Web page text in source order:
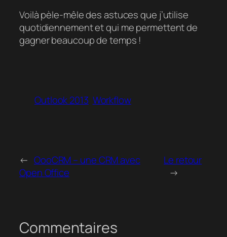
Voilà pèle-mêle des astuces que j’utilise
quotidiennement et qui me permettent de
gagner beaucoup de temps !
Outlook 2013 Workflow
← OooCRM – une CRM avec
Open Office
Le retour
→
Commentaires